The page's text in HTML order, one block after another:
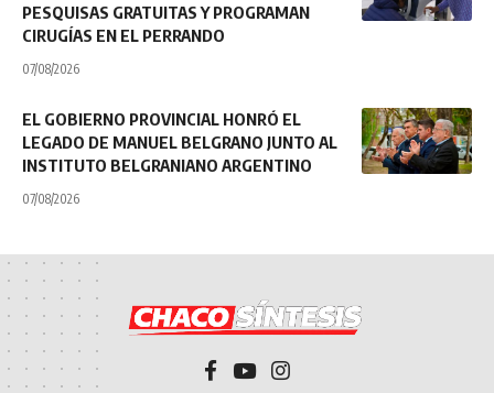
PESQUISAS GRATUITAS Y PROGRAMAN
CIRUGÍAS EN EL PERRANDO
07/08/2026
EL GOBIERNO PROVINCIAL HONRÓ EL
LEGADO DE MANUEL BELGRANO JUNTO AL
INSTITUTO BELGRANIANO ARGENTINO
07/08/2026